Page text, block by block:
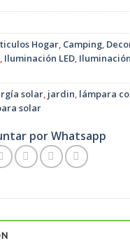
Hogar, Camping,
, Iluminación LED,
solar, jardin, lámpara
solar
por Whatsapp